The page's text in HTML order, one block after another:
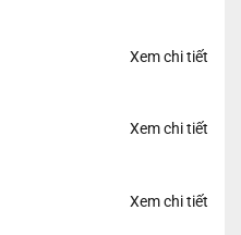
Xem chi tiết
Xem chi tiết
Xem chi tiết